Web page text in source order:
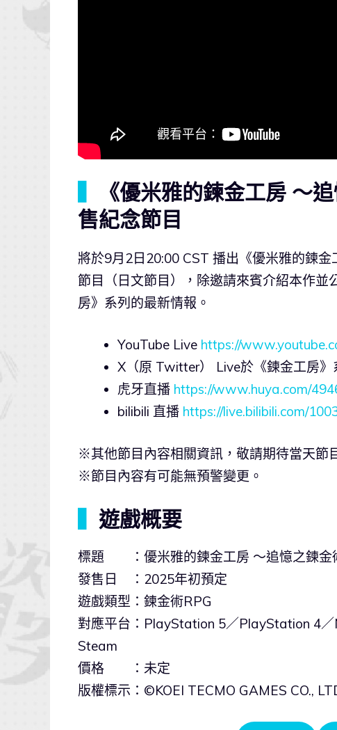
《優米雅的鍊金工房 ～
售紀念節目
將於9月2日20:00 CST 播出《優米雅的鍊
節目（日文節目），除邀請來賓介紹本作
房》系列的最新情報。
YouTube Live https://
X（原 Twitter） Live於《鍊⾦⼯房》
虎牙直播 https://www.huya.com/
bilibili 直播 https://live.bilibili.com/
※其他節目內容相關資訊，敬請期待當天節
※節目內容有可能無預警變更。
遊戲概要
標題 ：優米雅的鍊金工房 ～追憶之鍊金
發售日 ：2025年初預定
遊戲類型：鍊金術RPG
對應平台：PlayStation 5／PlayStation 4
Steam
價格 ：未定
版權標示：©KOEI TECMO GAMES CO.,